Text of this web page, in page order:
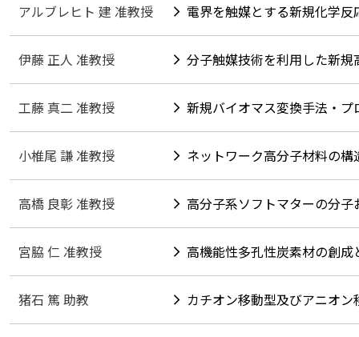
アルブレヒト 建 准教授 電界を触媒とする新規化学反
伊藤 正人 准教授 分子触媒技術を利用した新規
工藤 真二 准教授 新規バイオマス変換手法・プ
小椎尾 謙 准教授 ネットワーク高分子材料の構
高橋 良彰 准教授 高分子系ソフトマターの分
宮脇 仁 准教授 高機能性多孔性炭素材の創成
猪石 篤 助教 カチオン移動型及びアニオ